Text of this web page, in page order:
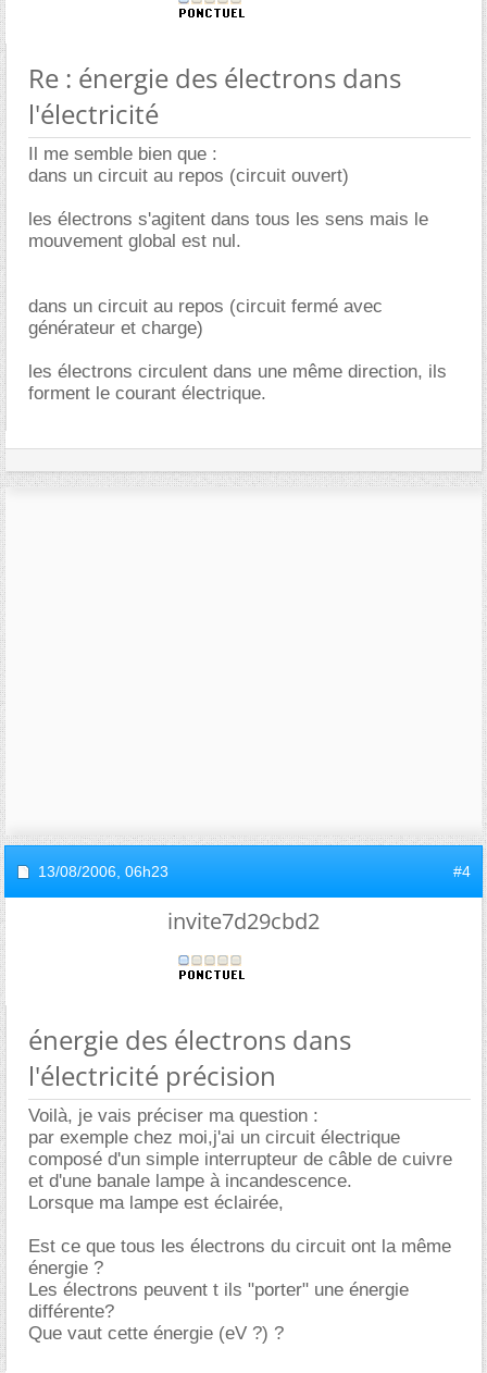
Re : énergie des électrons dans
l'électricité
Il me semble bien que :
dans un circuit au repos (circuit ouvert)
les électrons s'agitent dans tous les sens mais le
mouvement global est nul.
dans un circuit au repos (circuit fermé avec
générateur et charge)
les électrons circulent dans une même direction, ils
forment le courant électrique.
13/08/2006, 06h23 #4
invite7d29cbd2
énergie des électrons dans
l'électricité précision
Voilà, je vais préciser ma question :
par exemple chez moi,j'ai un circuit électrique
composé d'un simple interrupteur de câble de cuivre
et d'une banale lampe à incandescence.
Lorsque ma lampe est éclairée,
Est ce que tous les électrons du circuit ont la même
énergie ?
Les électrons peuvent t ils "porter" une énergie
différente?
Que vaut cette énergie (eV ?) ?